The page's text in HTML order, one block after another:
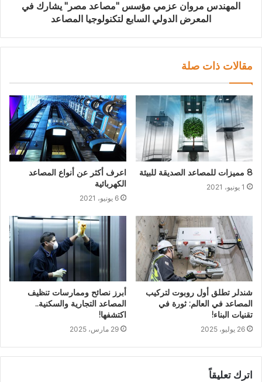
المهندس مروان عزمي مؤسس "مصاعد مصر" يشارك في
المعرض الدولي السابع لتكنولوجيا المصاعد
مقالات ذات صلة
8 مميزات للمصاعد الصديقة للبيئة
1 يونيو، 2021
اعرف أكثر عن أنواع المصاعد
الكهربائية
6 يونيو، 2021
شندلر تطلق أول روبوت لتركيب
المصاعد في العالم: ثورة في
تقنيات البناء!
26 يوليو، 2025
أبرز نصائح وممارسات تنظيف
المصاعد التجارية والسكنية..
اكتشفها!
29 مارس، 2025
اترك تعليقاً